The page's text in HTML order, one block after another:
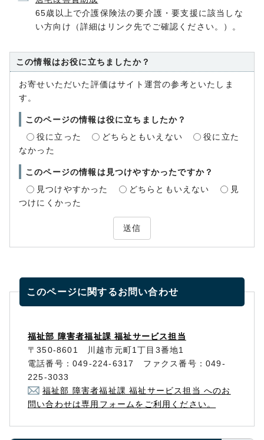
65歳以上で介護保険法の要介護・要支援に該当しな
い方向け（詳細はリンク先でご確認ください。）。
この情報はお役に立ちましたか？
お寄せいただいた評価はサイト運営の参考といたしま
す。
このページの情報は役に立ちましたか？
役に立った
どちらともいえない
役に立た
なかった
このページの情報は見つけやすかったですか？
見つけやすかった
どちらともいえない
見
つけにくかった
送信
このページに関するお問い合わせ
福祉部 障害者福祉課 福祉サービス担当
〒350-8601 川越市元町1丁目3番地1
電話番号：049-224-6317 ファクス番号：049-
225-3033
福祉部 障害者福祉課 福祉サービス担当 へのお
問い合わせは専用フォームをご利用ください。